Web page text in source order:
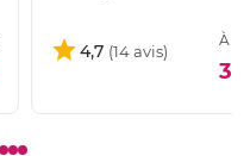
4,7
À